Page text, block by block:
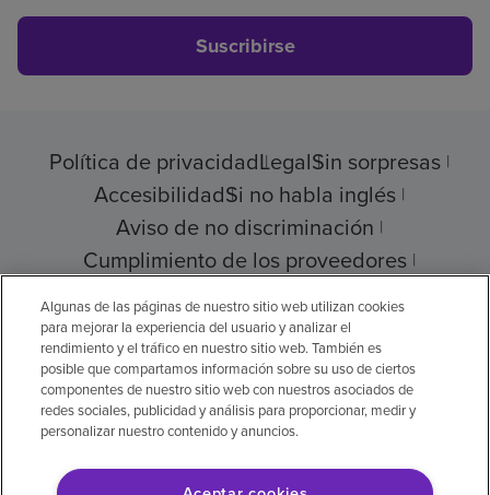
Suscribirse
Política de privacidadLegalSin sorpresas
AccesibilidadSi no habla inglés
Aviso de no discriminación
Cumplimiento de los proveedores
Transparencia de precios
© 2026 Encompass Health Corporation
Preferencias de cookies
Algunas de las páginas de nuestro sitio web utilizan cookies
para mejorar la experiencia del usuario y analizar el
rendimiento y el tráfico en nuestro sitio web. También es
posible que compartamos información sobre su uso de ciertos
componentes de nuestro sitio web con nuestros asociados de
redes sociales, publicidad y análisis para proporcionar, medir y
personalizar nuestro contenido y anuncios.